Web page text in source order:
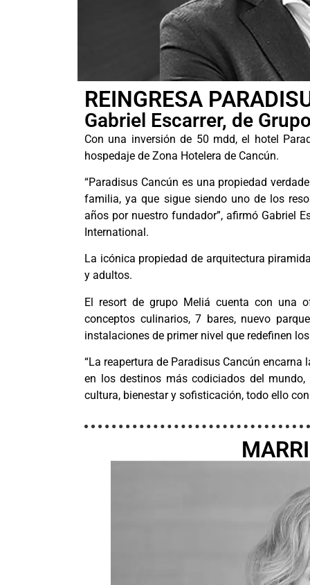
REINGRESA
Gabriel Escarrer, de
Con una inversión de 50 mdd, el hotel
hospedaje de Zona Hotelera de Cancún.
“Paradisus Cancún es una propiedad
familia, ya que sigue siendo uno de los
años por nuestro fundador”, afirmó Gabriel
International.
La icónica propiedad de arquitectura
y adultos.
El resort de grupo Meliá cuenta con una
conceptos culinarios, 7 bares, nuevo
instalaciones de primer nivel que redefinen
“La reapertura de Paradisus Cancún
en los destinos más codiciados del
cultura, bienestar y sofisticación, todo ello